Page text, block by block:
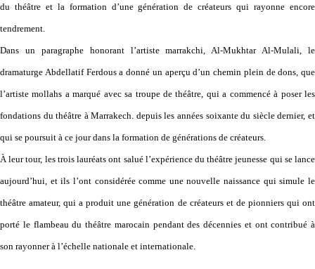
du théâtre et la formation d’une génération de créateurs qui rayonne encore
tendrement.
Dans un paragraphe honorant l’artiste marrakchi, Al-Mukhtar Al-Mulali, le
dramaturge Abdellatif Ferdous a donné un aperçu d’un chemin plein de dons, que
l’artiste mollahs a marqué avec sa troupe de théâtre, qui a commencé à poser les
fondations du théâtre à Marrakech. depuis les années soixante du siècle dernier, et
qui se poursuit à ce jour dans la formation de générations de créateurs.
À leur tour, les trois lauréats ont salué l’expérience du théâtre jeunesse qui se lance
aujourd’hui, et ils l’ont considérée comme une nouvelle naissance qui simule le
théâtre amateur, qui a produit une génération de créateurs et de pionniers qui ont
porté le flambeau du théâtre marocain pendant des décennies et ont contribué à
son rayonner à l’échelle nationale et internationale.